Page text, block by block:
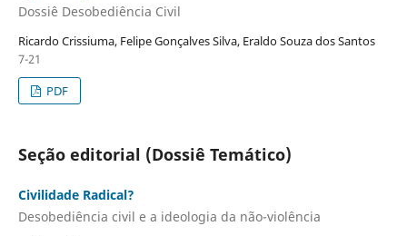
Dossiê Desobediência Civil
Ricardo Crissiuma, Felipe Gonçalves Silva, Eraldo Souza dos Santos
7-21
PDF
Seção editorial (Dossiê Temático)
Civilidade Radical?
Desobediência civil e a ideologia da não-violência